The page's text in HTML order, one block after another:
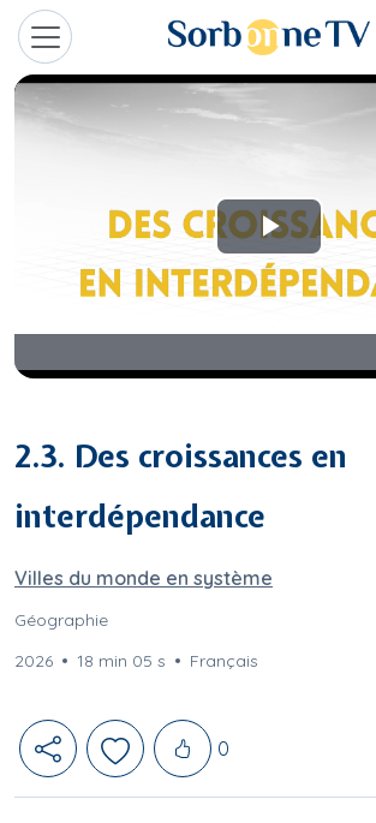
Aller au contenu principal
2.3. Des croissances en
interdépendance
Villes du monde en système
Géographie
2026
18 min 05 s Français
Likes
0
Panneau de gestion des cookies